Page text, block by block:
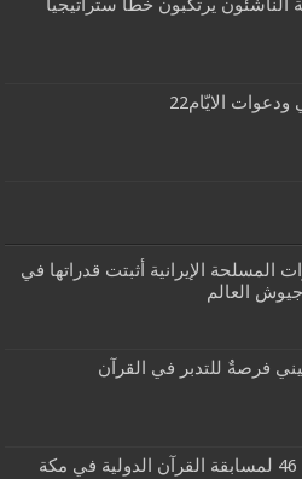
الايّام22
المسلحة الإيرانية أثبتت قدراتها في
العالم
فرصةٌ للتدبر في القرآن